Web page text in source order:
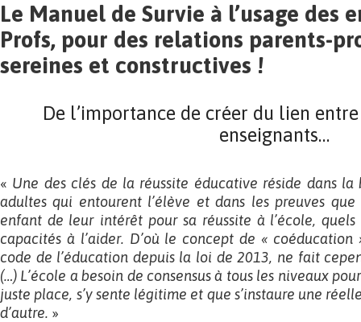
Le Manuel de Survie à l’usage des
Profs, pour des relations parents-
sereines et constructives !
De l’importance de créer du lien
enseignants…
« Une des clés de la réussite éducative réside dans
adultes qui entourent l’élève et dans les preuves
enfant de leur intérêt pour sa réussite à l’école,
capacités à l’aider. D’où le concept de «
code de l’éducation depuis la loi de 2013, ne fait
(…) L’école a besoin de consensus à tous les niveaux
juste place, s’y sente légitime et que s’instaure une
d’autre. »